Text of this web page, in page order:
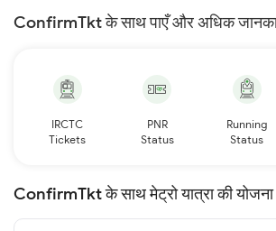
ConfirmTkt के साथ पाएँ और अधिक
IRCTC
Tickets
PNR
Status
Running
Status
ConfirmTkt के साथ मेट्रो यात्रा की योजना